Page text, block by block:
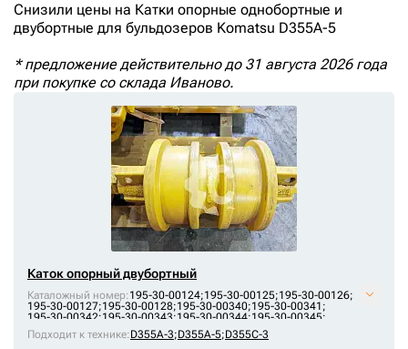
Снизили цены на Катки опорные однобортные и
двубортные для бульдозеров Komatsu D355A-5
* предложение действительно до 31 августа 2026 года
при покупке со склада Иваново.
Каток опорный двубортный
Каталожный номер:195-30-00124;195-30-00125;195-30-00126;
195-30-00127;195-30-00128;195-30-00340;195-30-00341;
195-30-00342;195-30-00343;195-30-00344;195-30-00345;
195-30-00346;
B4035000M00; KM344B; KM927; VKM927V
Подходит к технике:D355A-3;D355A-5;D355C-3
sksale@skdst.ru
+7 (499) 394-50-93